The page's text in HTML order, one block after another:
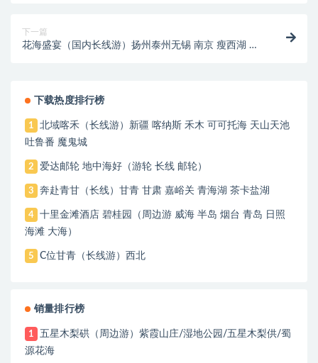
城/李家岩/大金湖景区
下一篇
花海盛宴（国内长线游）扬州泰州无锡 南京 瘦西湖 太
下载热度排行榜
1
北域喀禾（长线游）新疆 喀纳斯 禾木 可可托海 天山天池
吐鲁番 魔鬼城
2 爱达邮轮 地中海好（游轮 长线 邮轮）
3 奔赴青甘（长线）甘青 甘肃 嘉峪关 青海湖 茶卡盐湖
4
十里金滩酒店 碧桂园（周边游 威海 半岛 烟台 青岛 日照
海滩 大海）
5 C位甘青（长线游）西北
销量排行榜
1
五星木梨硔（周边游）紫霞山庄/湿地公园/五星木梨供/蜀
源花海